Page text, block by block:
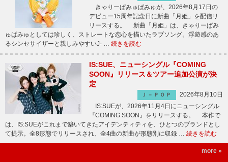
きゃりーぱみゅぱみゅが、2026年8月17日の
デビュー15周年記念日に新曲「月姫」を配信リ
リースする。 新曲「月姫」は、きゃりーぱみ
ゅぱみゅとしては珍しく、ストレートな恋心を描いたラブソング。浮遊感のあ
るシンセサイザーと親しみやすいJ- … 続きを読む
IS:SUE、ニューシングル『COMING
SOON』リリース＆ツアー追加公演が決
定
Ｊ－ＰＯＰ
2026年8月10日
IS:SUEが、2026年11月4日にニューシングル
『COMING SOON』をリリースする。 本作で
は、IS:SUEがこれまで築いてきたアイデンティティを、ひとつのブランドとし
て提示。全8形態でリリースされ、全4曲の新曲が形態別に収録 … 続きを読む
more »